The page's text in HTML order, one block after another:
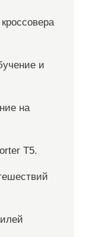
и
на
T5.